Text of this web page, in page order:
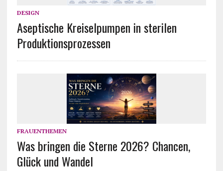
DESIGN
Aseptische Kreiselpumpen in sterilen
Produktionsprozessen
FRAUENTHEMEN
Was bringen die Sterne 2026? Chancen,
Glück und Wandel